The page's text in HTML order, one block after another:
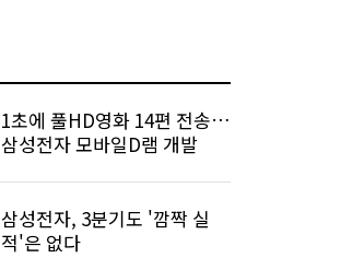
1초에 풀HD영화 14편 전송…
삼성전자 모바일D램 개발
삼성전자, 3분기도 '깜짝 실
적'은 없다